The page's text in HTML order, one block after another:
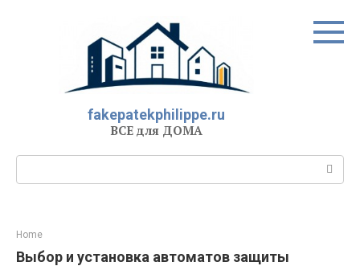
fakepatekphilippe.ru
ВСЕ для ДОМА
Home
Выбор и установка автоматов защиты